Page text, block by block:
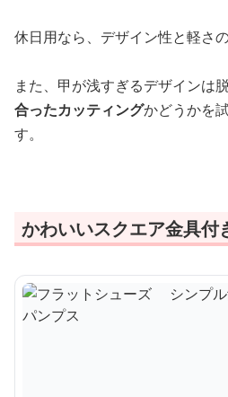
休日用なら、デザイン性と軽さ
また、甲が浅すぎるデザインは
合ったカッティングかどうかを
す。
かわいいスクエア金具付